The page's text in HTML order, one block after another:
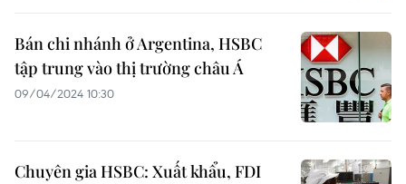
Bán chi nhánh ở Argentina, HSBC
tập trung vào thị trường châu Á
09/04/2024 10:30
Chuyên gia HSBC: Xuất khẩu, FDI